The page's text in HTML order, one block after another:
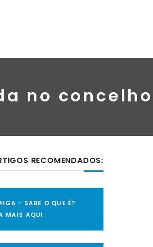
no concelho
RECOMENDADOS:
- SABE O QUE É?
MAIS AQUI